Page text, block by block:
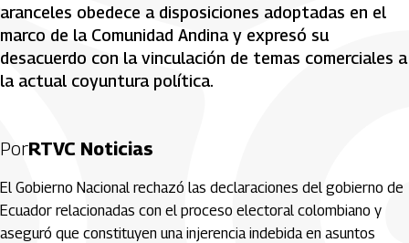
aranceles obedece a disposiciones adoptadas en el
marco de la Comunidad Andina y expresó su
desacuerdo con la vinculación de temas comerciales a
la actual coyuntura política.
PorRTVC Noticias
El Gobierno Nacional rechazó las declaraciones del gobierno de
Ecuador relacionadas con el proceso electoral colombiano y
aseguró que constituyen una injerencia indebida en asuntos